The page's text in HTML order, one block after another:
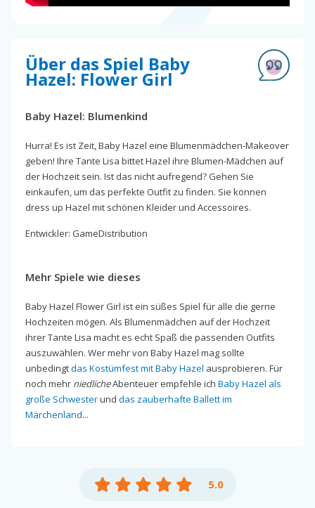
Über das Spiel Baby
Hazel: Flower Girl
Baby Hazel: Blumenkind
Hurra! Es ist Zeit, Baby Hazel eine Blumenmädchen-Makeover
geben! Ihre Tante Lisa bittet Hazel ihre Blumen-Mädchen auf
der Hochzeit sein. Ist das nicht aufregend? Gehen Sie
einkaufen, um das perfekte Outfit zu finden. Sie können
dress up Hazel mit schönen Kleider und Accessoires.
Entwickler: GameDistribution
Mehr Spiele wie dieses
Baby Hazel Flower Girl ist ein süßes Spiel für alle die gerne
Hochzeiten mögen. Als Blumenmädchen auf der Hochzeit
ihrer Tante Lisa macht es echt Spaß die passenden Outfits
auszuwählen. Wer mehr von Baby Hazel mag sollte
unbedingtdas Kostümfest mit Baby Hazel ausprobieren. Für
noch mehr niedlicheAbenteuer empfehle ich Baby Hazel als
große Schwesterund das zauberhafte Ballett im
Märchenland...
5.0